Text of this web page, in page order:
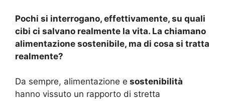
Pochi si interrogano, effettivamente, su quali
cibi ci salvano realmente la vita. La chiamano
alimentazione sostenibile, ma di cosa si tratta
realmente?
Da sempre, alimentazione e sostenibilità
hanno vissuto un rapporto di stretta